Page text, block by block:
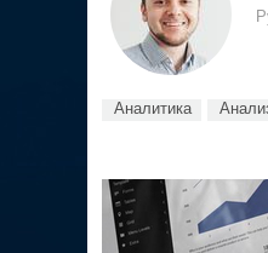
Аналитика